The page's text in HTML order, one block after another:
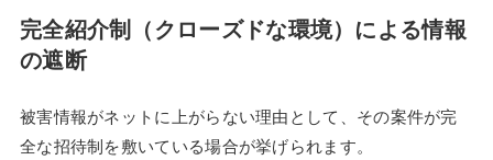
完全紹介制（クローズドな環境）による情報
の遮断
被害情報がネットに上がらない理由として、その案件が完
全な招待制を敷いている場合が挙げられます。